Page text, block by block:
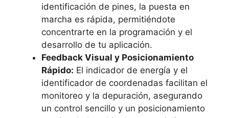
identificación de pines, la puesta en
marcha es rápida, permitiéndote
concentrarte en la programación y el
desarrollo de tu aplicación.
Feedback Visual y Posicionamiento
Rápido: El indicador de energía y el
identificador de coordenadas facilitan el
monitoreo y la depuración, asegurando
un control sencillo y un posicionamiento